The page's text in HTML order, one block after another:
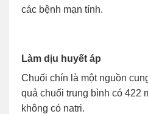
các bệnh mạn tính.
Làm dịu huyết áp
Chuối chín là một nguồn
quả chuối trung bình có 422
không có natri.